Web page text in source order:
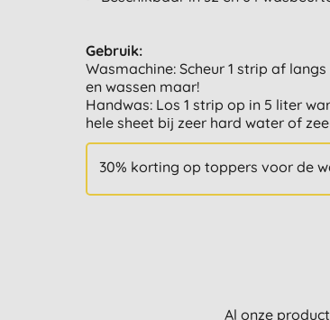
Gebruik:
Wasmachine: Scheur 1 strip af
en wassen maar!
Handwas: Los 1 strip op in 5 liter
hele sheet bij zeer hard water of
30% korting op toppers voor de
Al onze